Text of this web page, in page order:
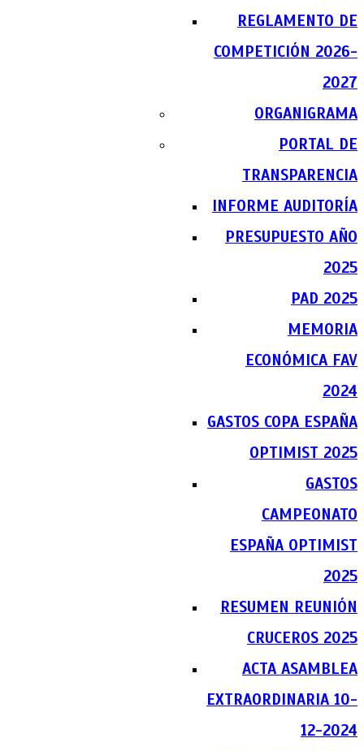
REGLAMENTO DE
COMPETICIÓN 2026-
2027
ORGANIGRAMA
PORTAL DE
TRANSPARENCIA
INFORME AUDITORÍA
PRESUPUESTO AÑO
2025
PAD 2025
MEMORIA
ECONÓMICA FAV
2024
GASTOS COPA ESPAÑA
OPTIMIST 2025
GASTOS
CAMPEONATO
ESPAÑA OPTIMIST
2025
RESUMEN REUNIÓN
CRUCEROS 2025
ACTA ASAMBLEA
EXTRAORDINARIA 10-
12-2024